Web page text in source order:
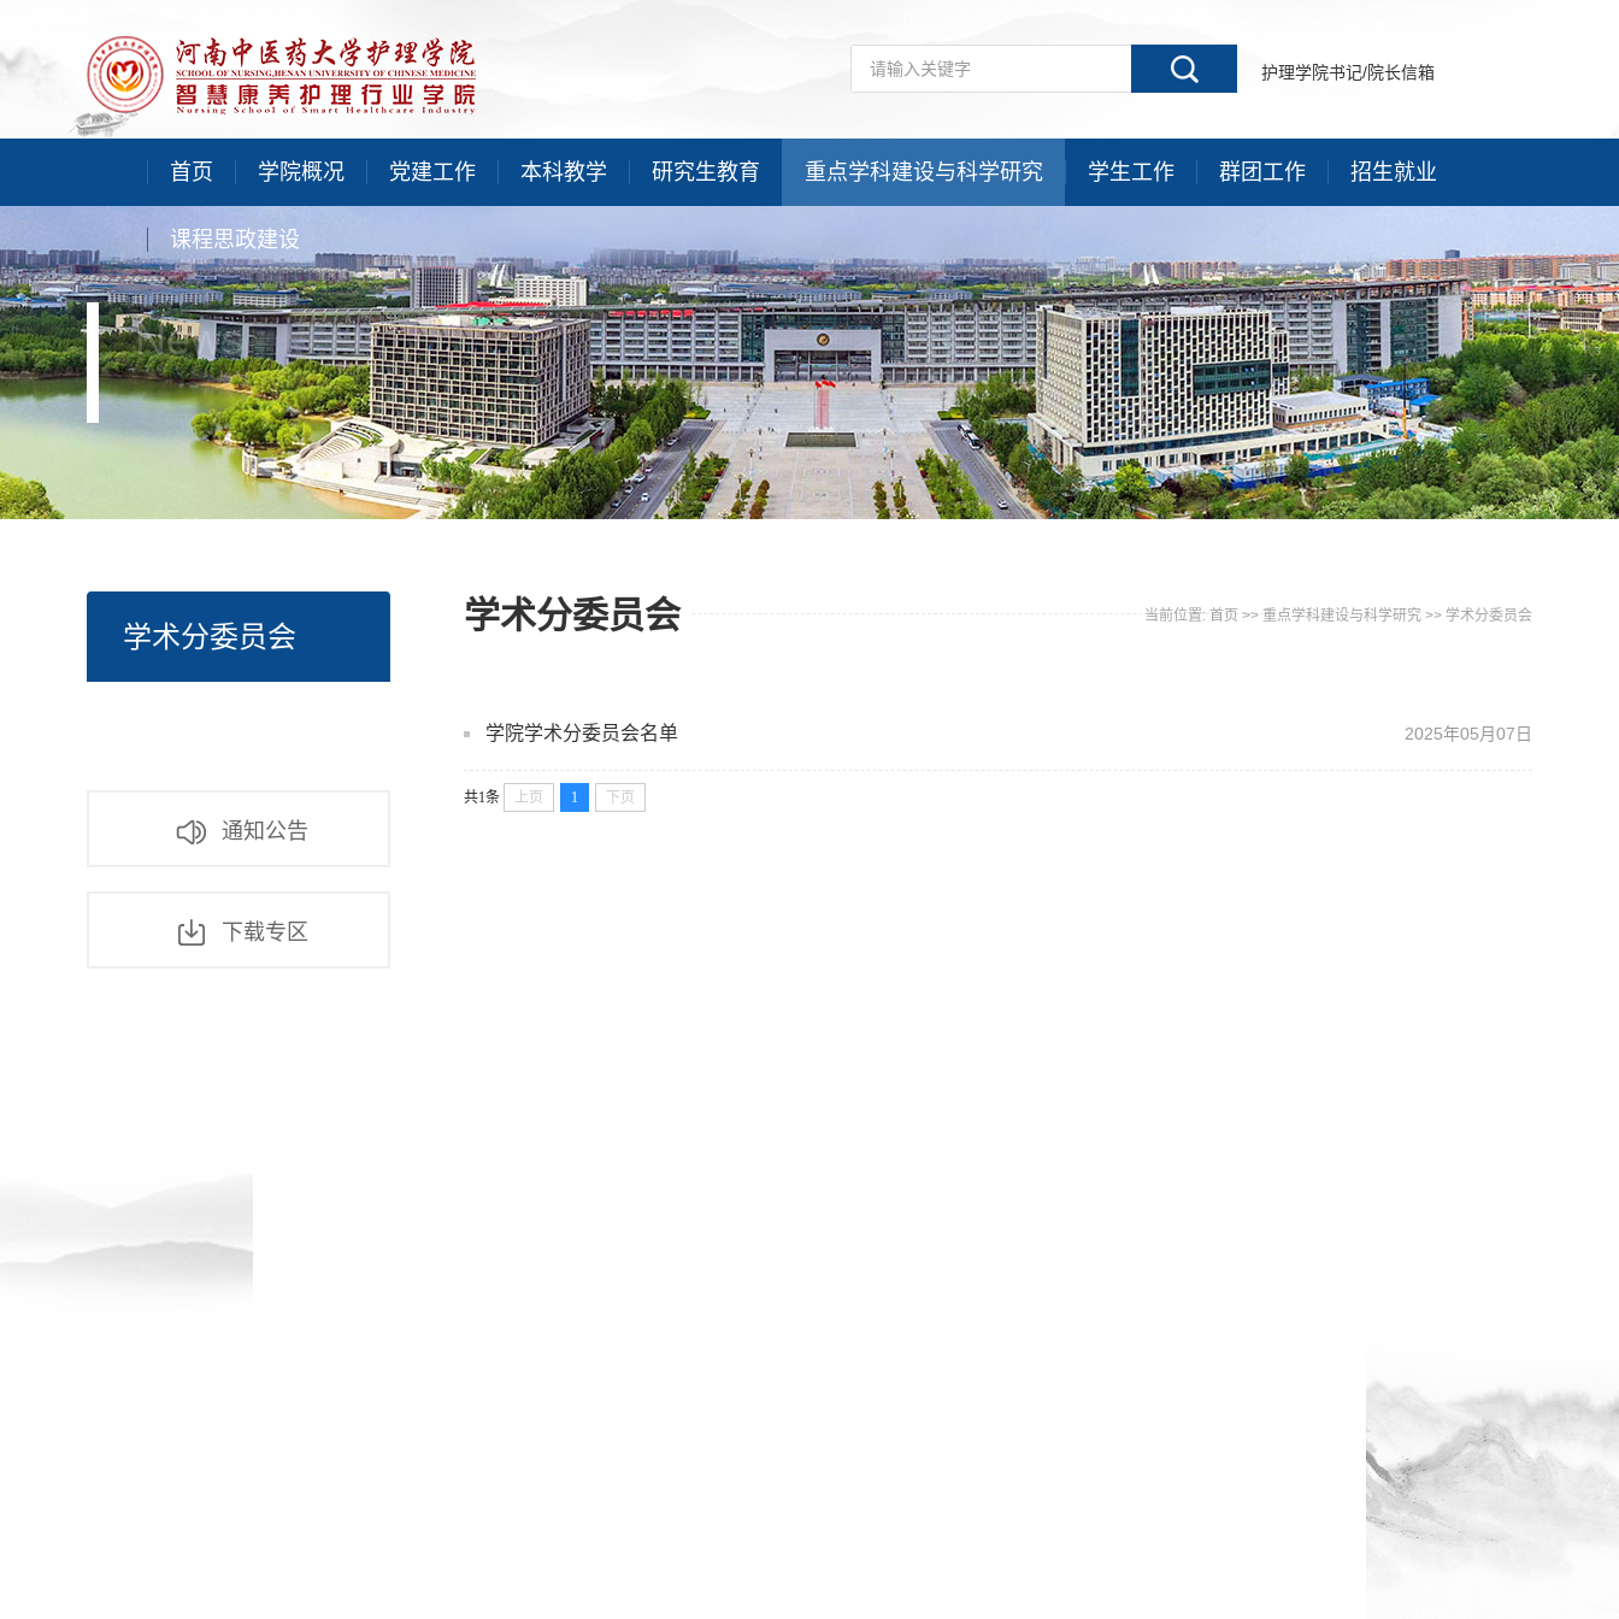
护理学院书记/院长信箱
首页 学院概况 党建工作 本科教学 研究生教育 重点学科建设与科学研究 学生工作 群团工作 招生就业
课程思政建设
News
学术分委员会
通知公告
下载专区
学术分委员会 当前位置:首页 >>重点学科建设与科学研究 >> 学术分委员会
学院学术分委员会名单 2025年05月07日
共1条 上页 1 下页